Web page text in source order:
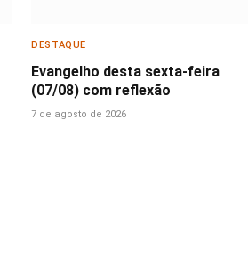
DESTAQUE
Evangelho desta sexta-feira
(07/08) com reflexão
7 de agosto de 2026